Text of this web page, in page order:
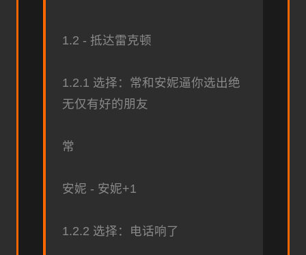
1.2 - 抵达雷克顿
1.2.1 选择：常和安妮逼你选出绝
无仅有好的朋友
常
安妮 - 安妮+1
1.2.2 选择：电话响了